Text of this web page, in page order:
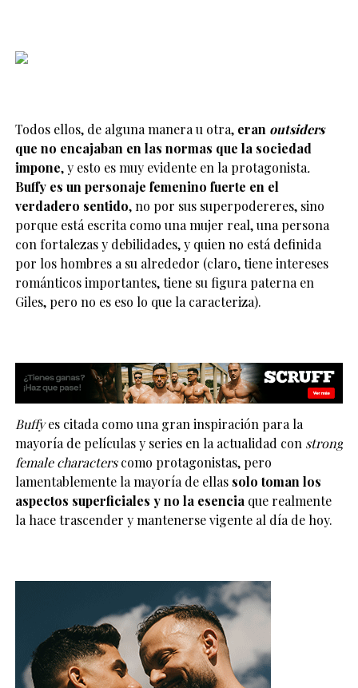
Todos ellos, de alguna manera u otra, eran outsiders
que no encajaban en las normas que la sociedad
impone, y esto es muy evidente en la protagonista.
Buffy es un personaje femenino fuerte en el
verdadero sentido, no por sus superpodereres, sino
porque está escrita como una mujer real, una persona
con fortalezas y debilidades, y quien no está definida
por los hombres a su alrededor (claro, tiene intereses
románticos importantes, tiene su figura paterna en
Giles, pero no es eso lo que la caracteriza).
Buffyes citada como una gran inspiración para la
mayoría de películas y series en la actualidad con strong
female characterscomo protagonistas, pero
lamentablemente la mayoría de ellas solo toman los
aspectos superficiales y no la esencia que realmente
la hace trascender y mantenerse vigente al día de hoy.